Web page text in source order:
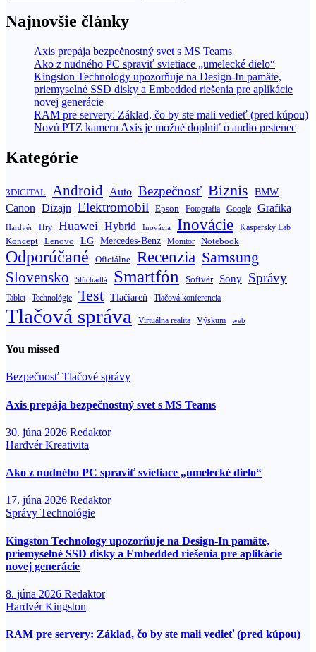
Najnovšie články
Axis prepája bezpečnostný svet s MS Teams
Ako z nudného PC spraviť svietiace „umelecké dielo“
Kingston Technology upozorňuje na Design-In pamäte,
priemyselné SSD disky a Embedded riešenia pre aplikácie
novej generácie
RAM pre servery: Základ, čo by ste mali vedieť (pred kúpou)
Novú PTZ kameru Axis je možné doplniť o audio prstenec
Kategórie
3DIGITAL Android Auto Bezpečnosť Biznis BMW
Canon Dizajn Elektromobil Epson Fotografia Google Grafika
Hardvér Hry Huawei Hybrid Inovácia Inovácie Kaspersky Lab
Koncept Lenovo LG Mercedes-Benz Monitor Notebook
Odporúčané Oficiálne Recenzia Samsung
Slovensko Slúchadlá Smartfón Softvér Sony Správy
Tablet Technológie Test Tlačiareň Tlačová konferencia
Tlačová správa Virtuálna realita Výskum web
You missed
Bezpečnosť Tlačové správy
Axis prepája bezpečnostný svet s MS Teams
30. júna 2026 Redaktor
HardvérKreativita
Ako z nudného PC spraviť svietiace „umelecké dielo“
17. júna 2026 Redaktor
Správy Technológie
Kingston Technology upozorňuje na Design-In pamäte,
priemyselné SSD disky a Embedded riešenia pre aplikácie
novej generácie
8. júna 2026 Redaktor
HardvérKingston
RAM pre servery: Základ, čo by ste mali vedieť (pred kúpou)